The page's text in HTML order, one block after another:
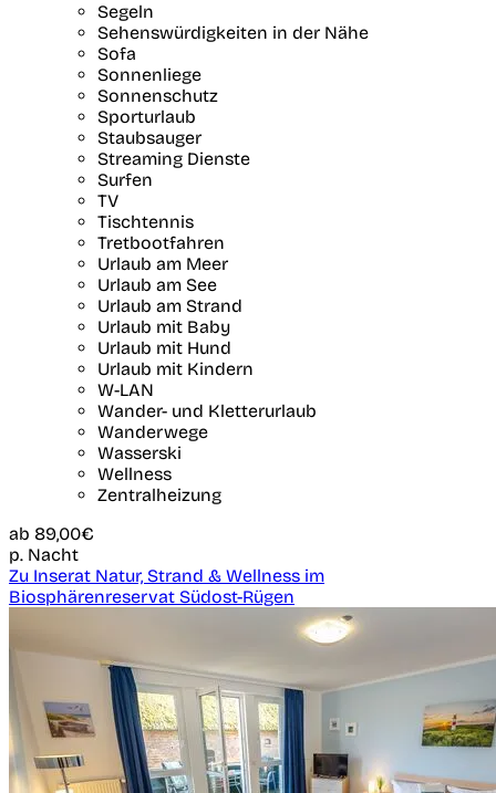
Segeln
Sehenswürdigkeiten in der Nähe
Sofa
Sonnenliege
Sonnenschutz
Sporturlaub
Staubsauger
Streaming Dienste
Surfen
TV
Tischtennis
Tretbootfahren
Urlaub am Meer
Urlaub am See
Urlaub am Strand
Urlaub mit Baby
Urlaub mit Hund
Urlaub mit Kindern
W-LAN
Wander- und Kletterurlaub
Wanderwege
Wasserski
Wellness
Zentralheizung
ab 89,00€
p. Nacht
Zu Inserat Natur, Strand & Wellness im
Biosphärenreservat Südost-Rügen